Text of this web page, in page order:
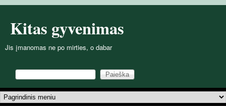
Kitas gyvenimas
Jis įmanomas ne po mirties, o dabar
Paieškos forma
Paieška
Pagrindinis meniu